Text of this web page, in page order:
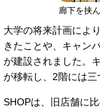
廊下を挟
大学の将来計画によ
きたことや、キャン
が建設されました。
が移転し、2階には三
SHOPは、旧店舗に